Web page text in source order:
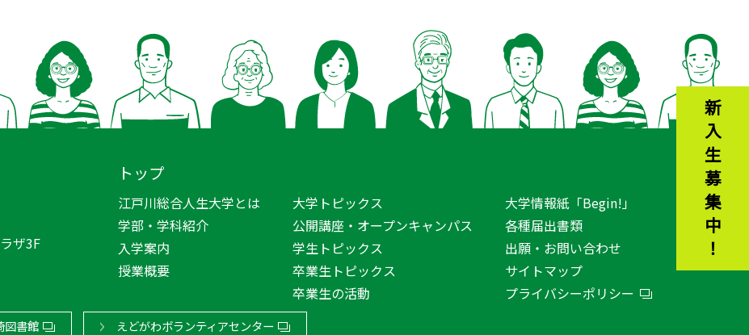
新入生募集中！
トップ
江戸川総合人生大学とは
学部・学科紹介
入学案内
授業概要
大学トピックス
公開講座・オープンキャンパス
学生トピックス
卒業生トピックス
卒業生の活動
大学情報紙「Begin!」
各種届出書類
出願・お問い合わせ
サイトマップ
プライバシーポリシー
ザ3F
図書館 えどがわボランティアセンター